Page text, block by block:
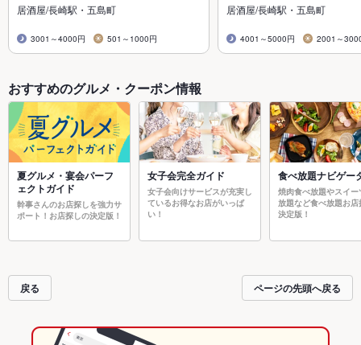
居酒屋/長崎駅・五島町
3001～4000円 501～1000円
居酒屋/長崎駅・五島町
4001～5000円 2001～
おすすめのグルメ・クーポン情報
夏グルメ・宴会パーフ
ェクトガイド
幹事さんのお店探しを強力サ
ポート！お店探しの決定版！
女子会完全ガイド
女子会向けサービスが充実し
ているお得なお店がいっぱ
い！
食べ放題ナビゲー
焼肉食べ放題やスイー
放題など食べ放題お店
決定版！
戻る ページの先頭へ戻る